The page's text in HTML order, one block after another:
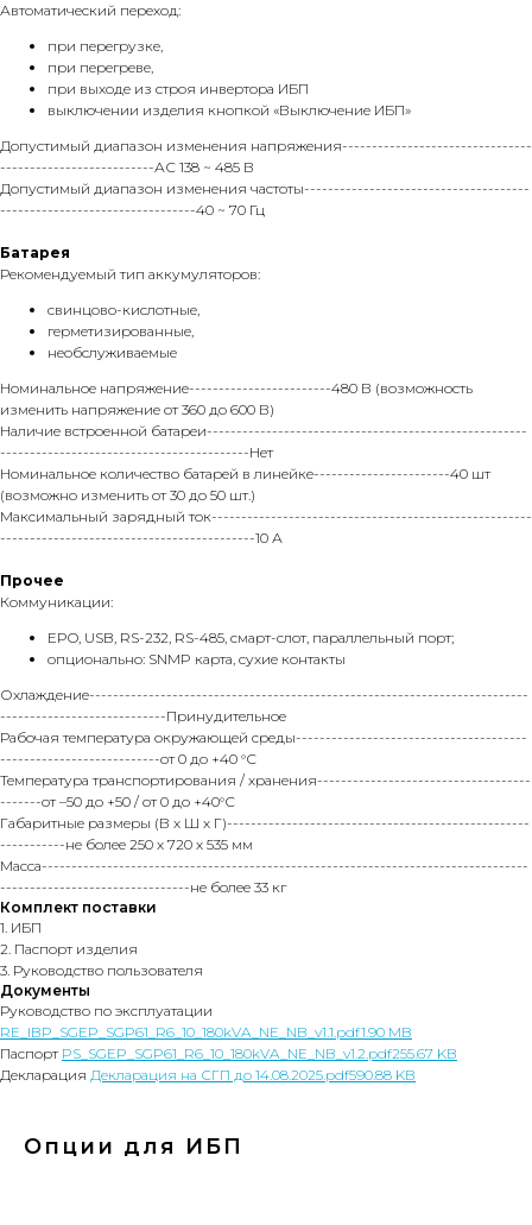
Автоматический переход:
при перегрузке,
при перегреве,
при выходе из строя инвертора ИБП
выключении изделия кнопкой «Выключение ИБП»
Допустимый диапазон изменения напряжения--------------------------------
--------------------------АС 138 ~ 485 В
Допустимый диапазон изменения частоты--------------------------------------
---------------------------------40 ~ 70 Гц
Батарея
Рекомендуемый тип аккумуляторов:
свинцово-кислотные,
герметизированные,
необслуживаемые
Номинальное напряжение------------------------480 В (возможность
изменить напряжение от 360 до 600 В)
Наличие встроенной батареи------------------------------------------------------
------------------------------------------Нет
Номинальное количество батарей в линейке-----------------------40 шт
(возможно изменить от 30 до 50 шт.)
Максимальный зарядный ток------------------------------------------------------
-------------------------------------------10 А
Прочее
Коммуникации:
EPO, USB, RS-232, RS-485, смарт-слот, параллельный порт;
опционально: SNMP карта, сухие контакты
Охлаждение--------------------------------------------------------------------------
----------------------------Принудительное
Рабочая температура окружающей среды---------------------------------------
---------------------------от 0 до +40 °С
Температура транспортирования / хранения------------------------------------
-------от –50 до +50 / от 0 до +40°С
Габаритные размеры (В х Ш х Г)---------------------------------------------------
-----------не более 250 х 720 х 535 мм
Масса----------------------------------------------------------------------------------
--------------------------------не более 33 кг
Комплект поставки
1. ИБП
2. Паспорт изделия
3. Руководство пользователя
Документы
Руководство по эксплуатации
RE_IBP_SGEP_SGP61_R6_10_180kVA_NE_NB_v1.1.pdf1.90 MB
Паспорт PS_SGEP_SGP61_R6_10_180kVA_NE_NB_v1.2.pdf255.67 KB
Декларация Декларация на СГП до 14.08.2025.pdf590.88 KB
Опции для ИБП